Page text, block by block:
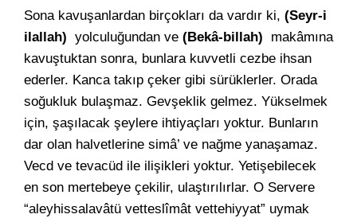
Sona kavuşanlardan birçokları da vardır ki, (Seyr-i
ilallah) yolculuğundan ve (Bekâ-billah) makâmına
kavuştuktan sonra, bunlara kuvvetli cezbe ihsan
ederler. Kanca takıp çeker gibi sürüklerler. Orada
soğukluk bulaşmaz. Gevşeklik gelmez. Yükselmek
için, şaşılacak şeylere ihtiyaçları yoktur. Bunların
dar olan halvetlerine simâ’ ve nağme yanaşamaz.
Vecd ve tevacüd ile ilişikleri yoktur. Yetişebilecek
en son mertebeye çekilir, ulaştırılırlar. O Servere
“aleyhissalavâtü vetteslîmât vettehiyyat” uymak